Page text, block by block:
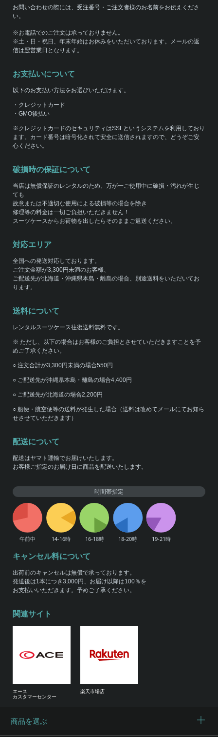
お問い合わせの際には、受注番号・ご注文者様のお名前をお伝えくださ
い。
※お電話でのご注文は承っておりません。
※土・日・祝日、年末年始はお休みをいただいております。メールの返
信は翌営業日となります。
お支払いについて
以下のお支払い方法をお選びいただけます。
・クレジットカード
・GMO後払い
※クレジットカードのセキュリティはSSLというシステムを利用しており
ます。カード番号は暗号化されて安全に送信されますので、どうぞご安
心ください。
破損時の保証について
当店は無償保証のレンタルのため、万が一ご使用中に破損・汚れが生じ
ても
故意または不適切な使用による破損等の場合を除き
修理等の料金は一切ご負担いただきません！
スーツケースからお荷物を出したらそのままご返送ください。
対応エリア
全国への発送対応しております。
ご注文金額が3,300円未満のお客様、
ご配送先が北海道・沖縄県本島・離島の場合、別途送料をいただいてお
ります。
送料について
レンタルスーツケース往復送料無料です。
※ ただし、以下の場合はお客様のご負担とさせていただきますことを予
めご了承ください。
○ 注文合計が3,300円未満の場合550円
○ ご配送先が沖縄県本島・離島の場合4,400円
○ ご配送先が北海道の場合2,200円
○ 船便・航空便等の送料が発生した場合（送料は改めてメールにてお知ら
せさせていただきます）
配送について
配送はヤマト運輸でお届けいたします。
お客様ご指定のお届け日に商品を配送いたします。
時間帯指定
キャンセル料について
出荷前のキャンセルは無償で承っております。
発送後は1本につき3,000円、お届け以降は100％を
お支払いいただきます。予めご了承ください。
関連サイト
エース
カスタマーセンター
楽天市場店
商品を選ぶ